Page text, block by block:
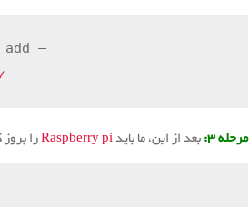
–
مرحله ۳: بعد از این، ما باید Raspberry piرا